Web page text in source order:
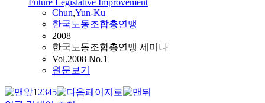
Future Legislative Improvement
Chun,Yun-Ku
한국노동조합총연맹
2008
한국노동조합총연맹 세미나
Vol.2008 No.1
원문보기
12345